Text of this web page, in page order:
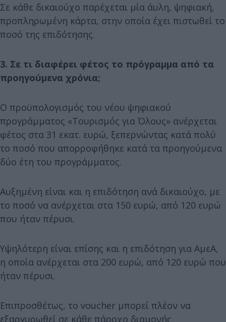
Σε κάθε δικαιούχο παρέχεται μία άυλη, ψηφιακή,
προπληρωμένη κάρτα, στην οποία έχει πιστωθεί το
ποσό της επιδότησης.
3. Σε τι διαφέρει φέτος το πρόγραμμα από τα
προηγούμενα χρόνια;
Ο προϋπολογισμός του νέου ψηφιακού
προγράμματος «Τουρισμός για Όλους» ανέρχεται
φέτος στα 31 εκατ. ευρώ, ξεπερνώντας κατά πολύ
το ποσό που απορροφήθηκε κατά τα προηγούμενα
δύο έτη του προγράμματος.
Αυξημένη είναι και η επιδότηση ανά δικαιούχο, με
το ποσό να ανέρχεται στα 150 ευρώ, από 120 ευρώ
που ήταν πέρυσι.
Υψηλότερη είναι επίσης και η επιδότηση για ΑμεΑ,
η οποία ανέρχεται στα 200 ευρώ, από 120 ευρώ που
ήταν πέρυσι.
Επιπροσθέτως, το voucher μπορεί πλέον να
εξαργυρωθεί σε κάθε πάροχο διαμονής